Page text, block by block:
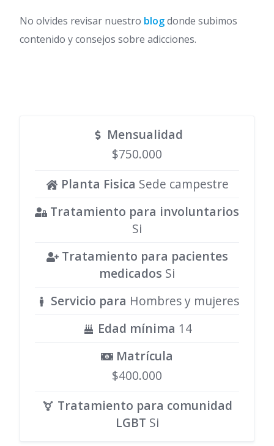
No olvides revisar nuestro blogdonde subimos
contenido y consejos sobre adicciones.
Mensualidad
$750.000
Planta Fisica Sede campestre
Tratamiento para involuntarios
Si
Tratamiento para pacientes
medicados Si
Servicio para Hombres y mujeres
Edad mínima 14
Matrícula
$400.000
Tratamiento para comunidad
LGBT Si